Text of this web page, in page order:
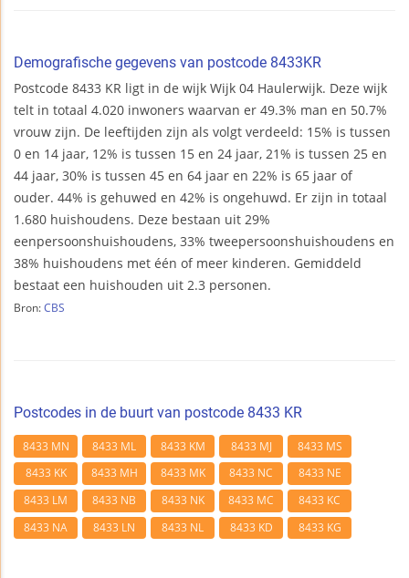
Demografische gegevens van postcode 8433KR
Postcode 8433 KR ligt in de wijk Wijk 04 Haulerwijk. Deze wijk
telt in totaal 4.020 inwoners waarvan er 49.3% man en 50.7%
vrouw zijn. De leeftijden zijn als volgt verdeeld: 15% is tussen
0 en 14 jaar, 12% is tussen 15 en 24 jaar, 21% is tussen 25 en
44 jaar, 30% is tussen 45 en 64 jaar en 22% is 65 jaar of
ouder. 44% is gehuwed en 42% is ongehuwd. Er zijn in totaal
1.680 huishoudens. Deze bestaan uit 29%
eenpersoonshuishoudens, 33% tweepersoonshuishoudens en
38% huishoudens met één of meer kinderen. Gemiddeld
bestaat een huishouden uit 2.3 personen.
Bron: CBS
Postcodes in de buurt van postcode 8433 KR
8433 MN 8433 ML 8433 KM 8433 MJ
8433 MS
8433 KK
8433 MH 8433 MK 8433 NC
8433 NE
8433 LM
8433 NB 8433 NK 8433 MC
8433 KC
8433 NA
8433 LN 8433 NL 8433 KD 8433 KG